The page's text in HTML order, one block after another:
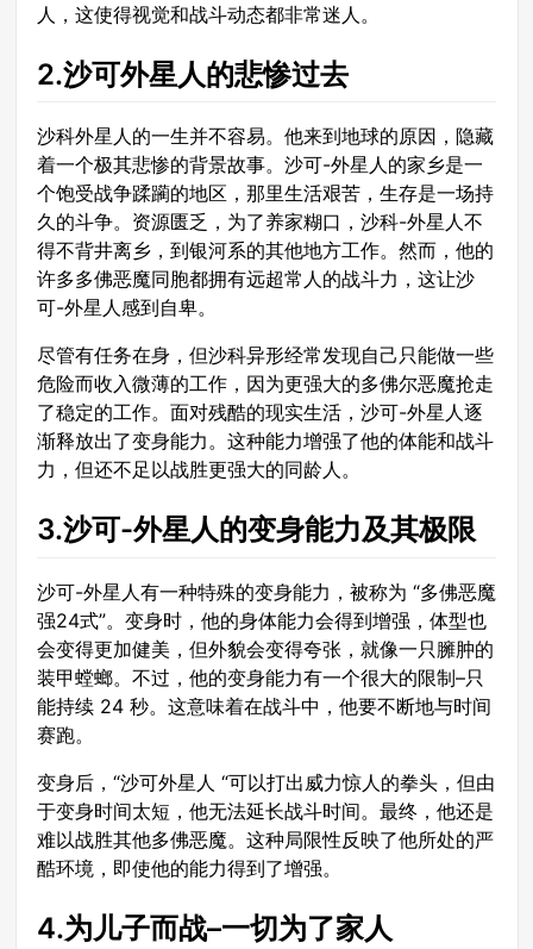
人，这使得视觉和战斗动态都非常迷人。
2.沙可外星人的悲惨过去
沙科外星人的一生并不容易。他来到地球的原因，隐藏
着一个极其悲惨的背景故事。沙可-外星人的家乡是一
个饱受战争蹂躏的地区，那里生活艰苦，生存是一场持
久的斗争。资源匮乏，为了养家糊口，沙科-外星人不
得不背井离乡，到银河系的其他地方工作。然而，他的
许多多佛恶魔同胞都拥有远超常人的战斗力，这让沙
可-外星人感到自卑。
尽管有任务在身，但沙科异形经常发现自己只能做一些
危险而收入微薄的工作，因为更强大的多佛尔恶魔抢走
了稳定的工作。面对残酷的现实生活，沙可-外星人逐
渐释放出了变身能力。这种能力增强了他的体能和战斗
力，但还不足以战胜更强大的同龄人。
3.沙可-外星人的变身能力及其极限
沙可-外星人有一种特殊的变身能力，被称为 “多佛恶魔
强24式”。变身时，他的身体能力会得到增强，体型也
会变得更加健美，但外貌会变得夸张，就像一只臃肿的
装甲螳螂。不过，他的变身能力有一个很大的限制–只
能持续 24 秒。这意味着在战斗中，他要不断地与时间
赛跑。
变身后，“沙可外星人 “可以打出威力惊人的拳头，但由
于变身时间太短，他无法延长战斗时间。最终，他还是
难以战胜其他多佛恶魔。这种局限性反映了他所处的严
酷环境，即使他的能力得到了增强。
4.为儿子而战–一切为了家人